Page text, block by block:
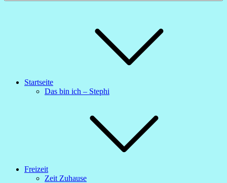
Startseite
Das bin ich – Stephi
Freizeit
Zeit Zuhause